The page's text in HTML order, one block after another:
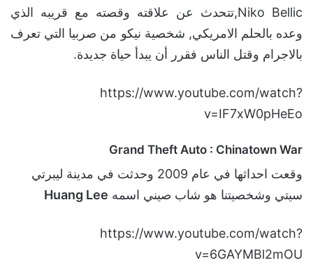
Niko Bellic,تتحدث عن علاقته وقصته مع قريبه الذي
وعده بالحلم الامريكي, شخصية نيكو من صربيا التي تعرف
بالاجرام وقتل الناس فقرر أن يبدأ حياة جديدة.
https://www.youtube.com/watch?
v=IF7xW0pHeEo
Grand Theft Auto : Chinatown War
وقعت احداثها في عام 2009 وحدثت في مدينة ليبرتي
سيتي وشخصيتنا هو شاب صيني اسمه Huang Lee
https://www.youtube.com/watch?
v=6GAYMBl2mOU